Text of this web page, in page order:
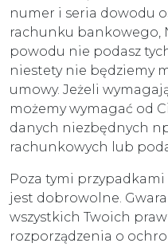
numer i seria dowodu
rachunku bankowego,
powodu nie podasz
niestety nie będziemy
umowy. Jeżeli
możemy wymagać od
danych niezbędnych
rachunkowych lub
Poza tymi
jest dobrowolne.
wszystkich Twoich
rozporządzenia o